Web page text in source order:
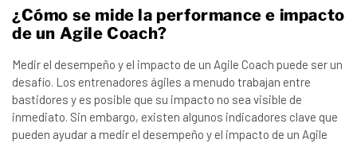
¿Cómo se mide la performance e impacto
de un Agile Coach?
Medir el desempeño y el impacto de un Agile Coach puede ser un
desafío. Los entrenadores ágiles a menudo trabajan entre
bastidores y es posible que su impacto no sea visible de
inmediato. Sin embargo, existen algunos indicadores clave que
pueden ayudar a medir el desempeño y el impacto de un Agile